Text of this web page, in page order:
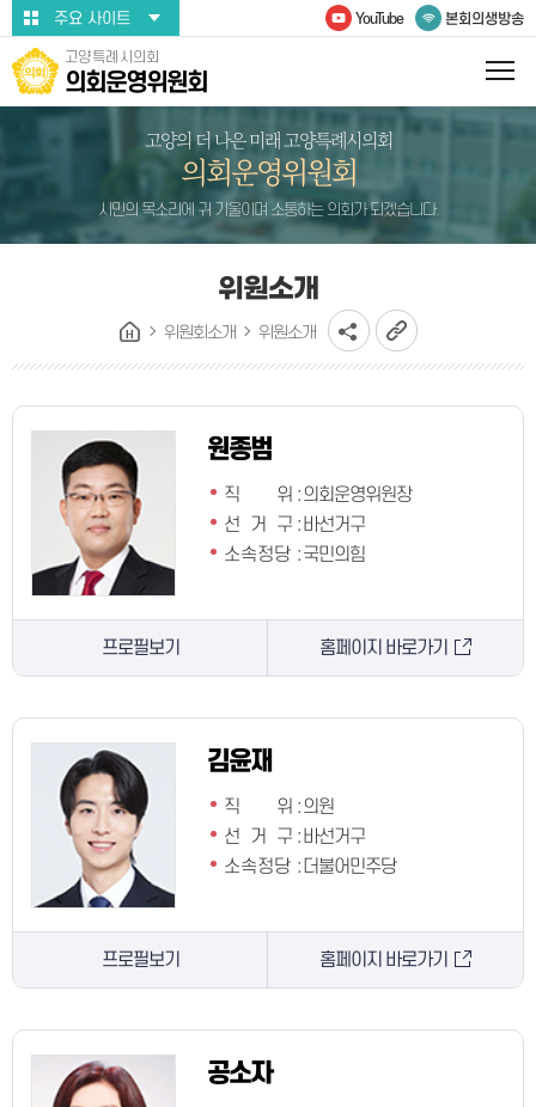
본문바로가기주요 사이트 YouTube 본회의생방송
고양특례시의회
의회운영위원회
고양의 더 나은 미래 고양특례시의회
의회운영위원회
시민의 목소리에 귀 기울이며 소통하는 의회가 되겠습니다.
위원소개
위원회소개 위원소개
원종범
직 위
:의회운영위원장
선 거 구 : 바선거구
소속정당 :국민의힘
프로필보기 홈페이지 바로가기
김윤재
직 위
:의원
선 거 구 : 바선거구
소속정당 : 더불어민주당
프로필보기 홈페이지 바로가기
공소자